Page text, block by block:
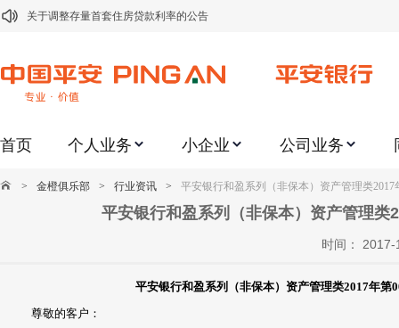
关于修订《平安银行平安金积存业务协议书（个人）》的公告
关于2021年劳动节期间代理贵金属业务风险提示的通知
关于加强代理贵金属业务风险防范的提示
关于进一步加强代理贵金属业务风险防范的提示
首页 个人业务 小企业 公司业务
> 金橙俱乐部 > 行业资讯 > 平安银行和盈系列（非保本）资产管理类
平安银行和盈系列（非保本）资产管理
时间：
平安银行和盈系列（非保本）资产管理类2017年第
尊敬的客户：